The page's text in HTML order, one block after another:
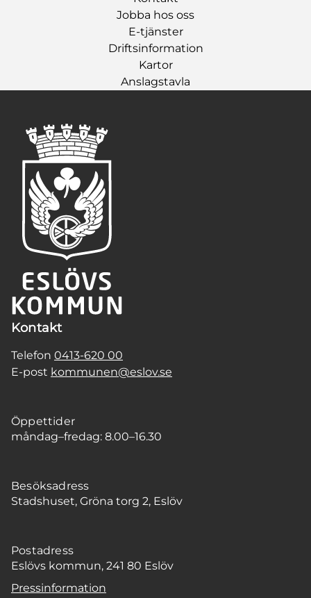
Jobba hos oss
E-tjänster
Driftsinformation
Kartor
Anslagstavla
Kontakt
Telefon 0413-620 00
E-post kommunen@eslov.se
Öppettider
måndag–fredag: 8.00–16.30
Besöksadress
Stadshuset, Gröna torg 2, Eslöv
Postadress
Eslövs kommun, 241 80 Eslöv
Pressinformation